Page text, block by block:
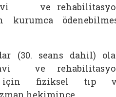
ve
kurumca
(30. seans dahil)
ve
için fiziksel tıp
hekimince,